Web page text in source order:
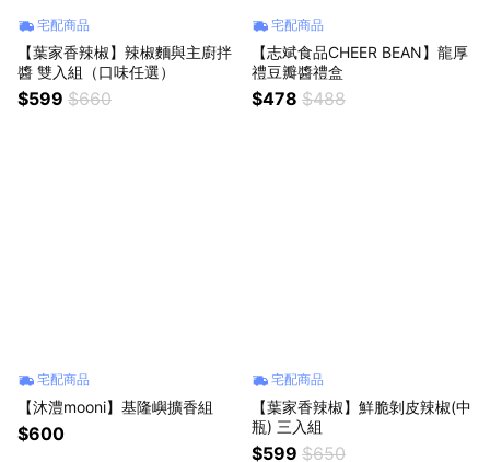
宅配商品
【葉家香辣椒】辣椒麵與主廚拌
醬 雙入組（口味任選）
$599 $660
宅配商品
【志斌食品CHEER BEAN】龍厚
禮豆瓣醬禮盒
$478 $488
宅配商品
【沐澧mooni】基隆嶼擴香組
$600
宅配商品
【葉家香辣椒】鮮脆剝皮辣椒(中
瓶) 三入組
$599 $650